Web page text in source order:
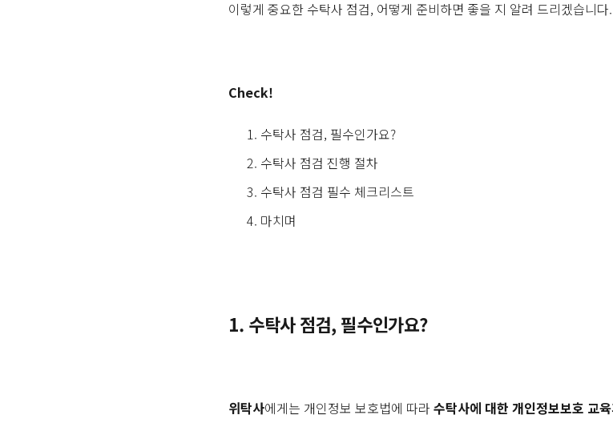
이렇게 중요한 수탁사 점검, 어떻게 준비하면 좋을 지 알려 드리겠습니다.
Check!
수탁사 점검, 필수인가요?
수탁사 점검 진행 절차
수탁사 점검 필수 체크리스트
마치며
1. 수탁사 점검, 필수인가요?
위탁사에게는 개인정보 보호법에 따라수탁사에 대한 개인정보보호 교